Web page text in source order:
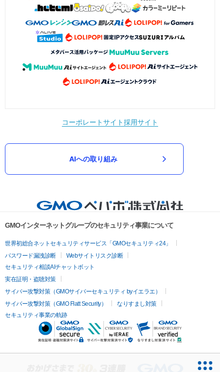
コーポレートサイト採用サイト
AIへの取り組み
GMOインターネットグループのセキュリティ事業について
世界初総合ネットセキュリティサービス「GMOセキュリティ24」
パスワード漏洩診断
Webサイトリスク診断
セキュリティ相談AIチャットボット
実在証明・盗聴対策
サイバー攻撃対策（GMOサイバーセキュリティ byイエラエ）
サイバー攻撃対策（GMO Flatt Security）
なりすまし対策
セキュリティ事業の軌跡